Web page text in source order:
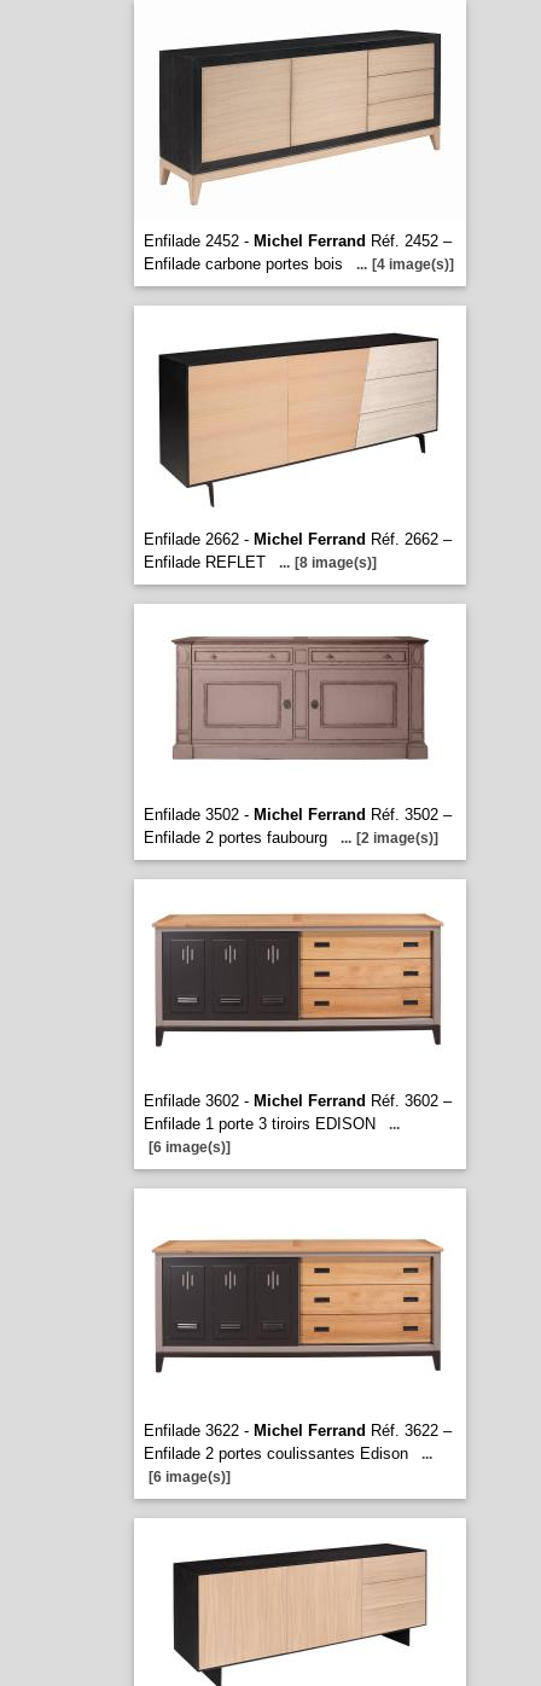
Enfilade 2452 - Michel Ferrand Réf. 2452 –
Enfilade carbone portes bois
... [4 image(s)]
Enfilade 2662 - Michel Ferrand Réf. 2662 –
Enfilade REFLET
... [8 image(s)]
Enfilade 3502 - Michel Ferrand Réf. 3502 –
Enfilade 2 portes faubourg
... [2 image(s)]
Enfilade 3602 - Michel Ferrand Réf. 3602 –
Enfilade 1 porte 3 tiroirs EDISON
...
[6 image(s)]
Enfilade 3622 - Michel Ferrand Réf. 3622 –
Enfilade 2 portes coulissantes Edison
...
[6 image(s)]